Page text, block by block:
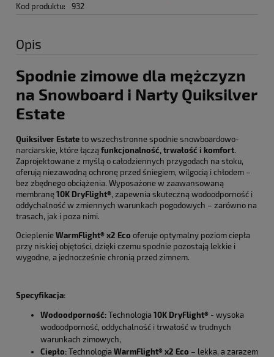
Kod produktu:
932
Opis
Spodnie zimowe dla mężczyzn
na Snowboard i Narty Quiksilver
Estate
Quiksilver Estate to wszechstronne spodnie snowboardowo-
narciarskie, które łączą funkcjonalność, trwałość i komfort.
Zaprojektowane z myślą o całodziennych przygodach na stoku,
oferują niezawodną ochronę przed śniegiem, wilgocią i chłodem –
bez zbędnego obciążenia. Wyposażone w zaawansowaną
membranę 10K DryFlight®, zapewnia skuteczną wodoodporność i
oddychalność w zmiennych warunkach pogodowych – zarówno na
trasach, jak i poza nimi.
Ocieplenie WarmFlight® x2 Eco oferuje optymalny poziom ciepła
przy niskiej objętości, dzięki czemu spodnie pozostają lekkie i
wygodne, a jednocześnie chronią przed zimnem.
Specyfikacja:
Wodoodporność: Technologia 10K DryFlight® - wysoka
wodoodporność, oddychalność i trwałość w trudnych
warunkach zimowych,
Ciepło: Technologia WarmFlight® x2 Eco – lekka, a zarazem